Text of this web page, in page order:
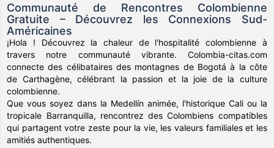
Communauté de Rencontres Colombienne
Gratuite – Découvrez les Connexions Sud-
Américaines
¡Hola ! Découvrez la chaleur de l'hospitalité colombienne à
travers notre communauté vibrante. Colombia-citas.com
connecte des célibataires des montagnes de Bogotá à la côte
de Carthagène, célébrant la passion et la joie de la culture
colombienne.
Que vous soyez dans la Medellín animée, l'historique Cali ou la
tropicale Barranquilla, rencontrez des Colombiens compatibles
qui partagent votre zeste pour la vie, les valeurs familiales et les
amitiés authentiques.